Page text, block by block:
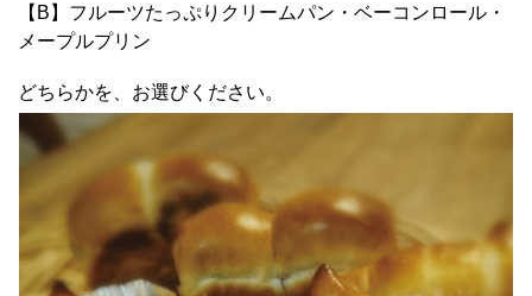
【B】フルーツたっぷりクリームパン・ベーコンロール・
メープルプリン
どちらかを、お選びください。